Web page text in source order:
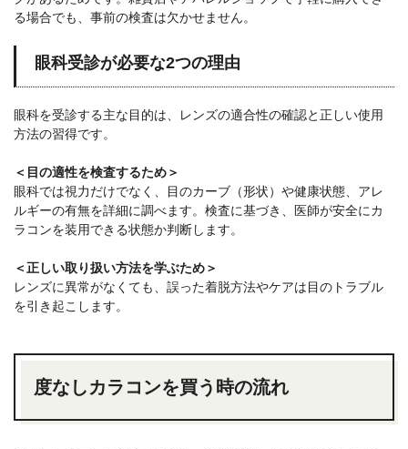
る場合でも、事前の検査は欠かせません。
眼科受診が必要な2つの理由
眼科を受診する主な目的は、レンズの適合性の確認と正しい使用
方法の習得です。
＜目の適性を検査するため＞
眼科では視力だけでなく、目のカーブ（形状）や健康状態、アレ
ルギーの有無を詳細に調べます。検査に基づき、医師が安全にカ
ラコンを装用できる状態か判断します。
＜正しい取り扱い方法を学ぶため＞
レンズに異常がなくても、誤った着脱方法やケアは目のトラブル
を引き起こします。
度なしカラコンを買う時の流れ